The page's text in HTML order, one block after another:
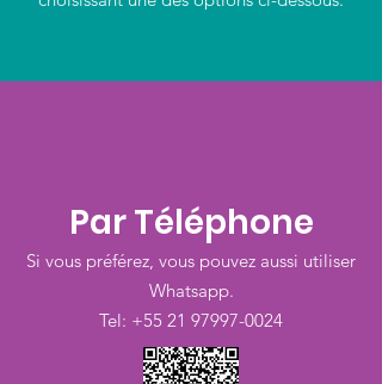
Par Téléphone
Si vous préférez, vous pouvez aussi utiliser
Whatsapp.
Tel: +55 21 97997-0024